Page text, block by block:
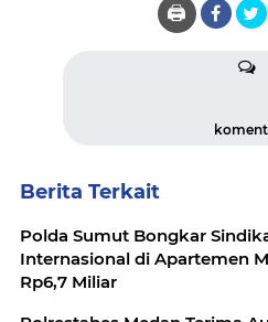
🖨️
Berita Terkait
Polda Sumut Bongkar
Internasional di Apartemen
Rp6,7 Miliar